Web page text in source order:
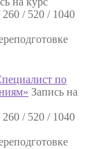
260 / 520 / 1040
по
Запись на
260 / 520 / 1040